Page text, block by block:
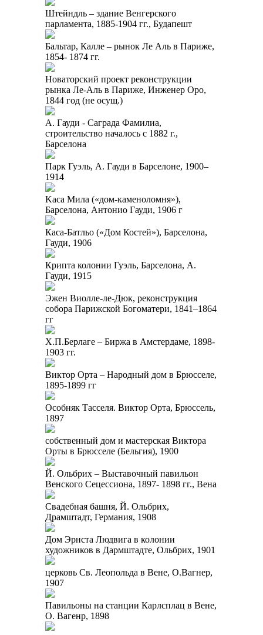
Штейндль – здание Венгерского
парламента, 1885-1904 гг., Будапешт
Бальтар, Калле – рынок Ле Аль в Париже,
1854- 1874 гг.
Новаторский проект реконструкции
рынка Ле-Аль в Париже, Инженер Оро,
1844 год (не осущ.)
А. Гауди - Саграда Фамилиа,
строительство началось с 1882 г.,
Барселона
Парк Гуэль, А. Гауди в Барселоне, 1900–
1914
Kaca Мила («дом-каменоломня»),
Барселона, Антонио Гауди, 1906 г
Каса-Батльо («Дом Костей»), Барселона,
Гауди, 1906
Крипта колонии Гуэль, Барселона, А.
Гауди, 1915
Эжен Виолле-ле-Дюк, реконструкция
собора Парижской Богоматери, 1841–1864
гг
Х.П.Берлаге – Биржа в Амстердаме, 1898-
1903 гг.
Виктор Орта – Народный дом в Брюсселе,
1895-1899 гг
Особняк Тасселя. Виктор Орта, Брюссель,
1897
собственный дом и мастерская Виктора
Орты в Брюсселе (Бельгия), 1900
Й. Ольбрих – Выставочный павильон
Венского Сецессиона, 1897- 1898 гг., Вена
Свадебная башня, Й. Ольбрих,
Драмштадт, Германия, 1908
Дом Эрнста Людвига в колонии
художников в Дармштадте, Ольбрих, 1901
церковь Св. Леопольда в Вене, О.Вагнер,
1907
Павильоны на станции Карлсплац в Вене,
О. Вагенр, 1898